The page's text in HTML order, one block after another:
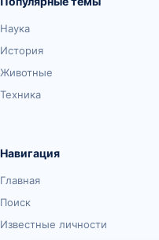
Наука
История
Животные
Техника
Навигация
Главная
Поиск
Известные личности